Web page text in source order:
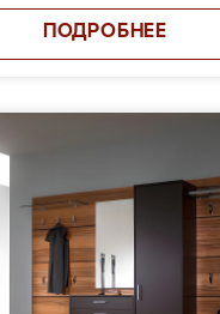
ПОДРОБНЕЕ